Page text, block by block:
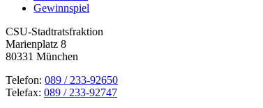
Gewinnspiel
CSU-Stadtratsfraktion
Marienplatz 8
80331 München
Telefon: 089 / 233-92650
Telefax: 089 / 233-92747